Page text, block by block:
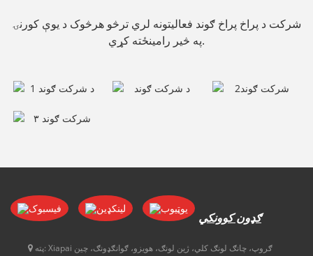
شرکت د پراخ پراخ ګوند فعالیتونه لري ترڅو هرڅوک د یوې کورنۍ
په څیر رامینځته کړي.
ګډون کوونکي
پته:
Xiapai ګروپ، چانګ لونګ کلي، ژین لونګ، هویزو، ګوانګډونګ، چین